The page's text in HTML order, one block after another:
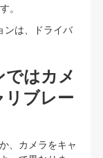
。
ンは、ドライバ
ではカメ
リブレー
、カメラをキャ